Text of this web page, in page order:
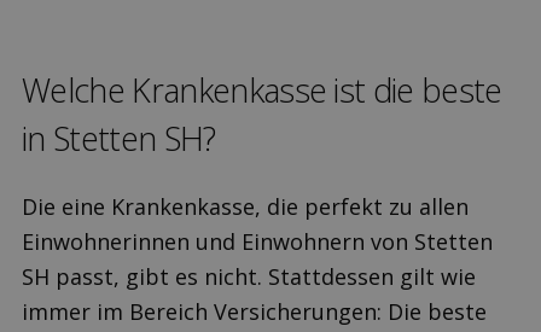
Welche Kranken­kasse ist die beste
in Stetten SH?
Die eine Krankenkasse, die perfekt zu allen
Einwohnerinnen und Einwohnern von Stetten
SH passt, gibt es nicht. Stattdessen gilt wie
immer im Bereich Versicherungen: Die beste